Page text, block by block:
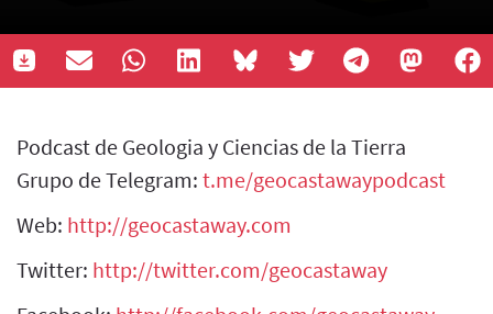
Podcast de Geologia y Ciencias de la Tierra
Grupo de Telegram: t.me/geocastawaypodcast
Web: http://geocastaway.com
Twitter: http://twitter.com/geocastaway